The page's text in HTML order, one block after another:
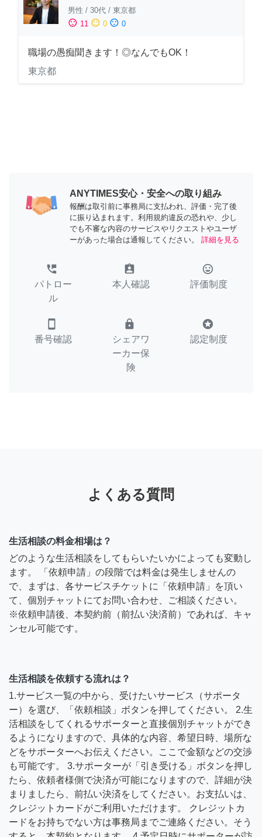
男性 / 30代 / 東京都
sentiment_satisfied 11 sentiment_neutral 0 sentiment_dissatisfied 0
職場の愚痴聞きます！◎なんでもOK！
東京都
ANYTIMES安心・安全への取り組み
報酬は取引前に事務局に支払われ、評価・完了後
に振り込まれます。利用規約違反の恐れや、少し
でも不審な内容のサービスやリクエストやユーザ
ーがあった場合は通報してください。
詳細を見る
perm_phone_msg
パトロー
ル
assignment_ind
本人確認
tag_faces
評価制度
smartphone
番号確認
lock
シェアワ
ーカー保
険
stars
認定制度
よくある質問
生活相談の料金相場は？
どのような生活相談をしてもらいたいかによっても変動し
ます。 「依頼申請」の段階では料金は発生しませんの
で、まずは、各サービスチケットに「依頼申請」を頂い
て、個別チャットにてお問い合わせ、ご相談ください。
※依頼申請後、本契約前（前払い決済前）であれば、キャ
ンセル可能です。
生活相談を依頼する流れは？
1.サービス一覧の中から、受けたいサービス（サポータ
ー）を選び、「依頼相談」ボタンを押してください。 2.生
活相談をしてくれるサポーターと直接個別チャットができ
るようになりますので、具体的な内容、希望日時、場所な
どをサポーターへお伝えください。ここで金額などの交渉
も可能です。 3.サポーターが「引き受ける」ボタンを押し
たら、依頼者様側で決済が可能になりますので、詳細が決
まりましたら、前払い決済をしてください。お支払いは、
クレジットカードがご利用いただけます。 クレジットカ
ードをお持ちでない方は事務局までご連絡ください。そう